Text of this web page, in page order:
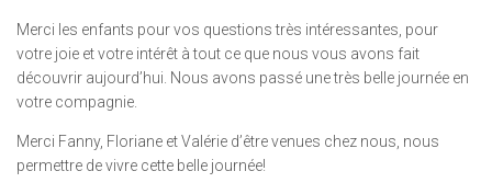
Merci les enfants pour vos questions très intéressantes, pour
votre joie et votre intérêt à tout ce que nous vous avons fait
découvrir aujourd’hui. Nous avons passé une très belle journée en
votre compagnie.
Merci Fanny, Floriane et Valérie d’être venues chez nous, nous
permettre de vivre cette belle journée!